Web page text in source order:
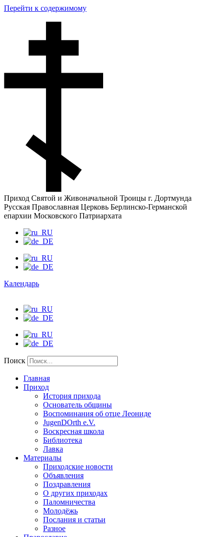
Перейти к содержимому
Приход Святой и Живоначальной Троицы г. Дортмунда
Русская Православная Церковь Берлинско-Германской
епархии Московского Патриархата
Календарь
Поиск
Главная
Приход
История прихода
Основатель общины
Воспоминания об отце Леониде
JugenDOrth e.V.
Воскресная школа
Библиотека
Лавка
Материалы
Приходские новости
Объявления
Поздравления
О других приходах
Паломничества
Молодёжь
Послания и статьи
Разное